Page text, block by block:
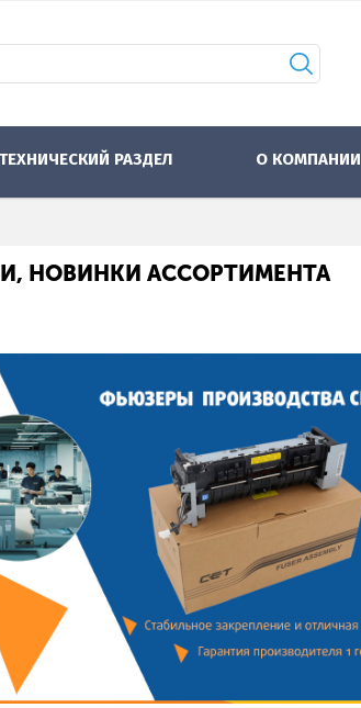
ТЕХНИЧЕСКИЙ РАЗДЕЛ О КОМПАНИИ
НОВИНКИ АССОРТИМЕНТА